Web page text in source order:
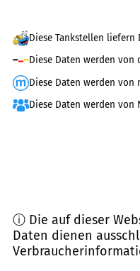
Diese Tankstellen liefern
Diese Daten werden
Diese Daten werden von
Diese Daten werden von
ⓘ Die auf dieser
Daten dienen